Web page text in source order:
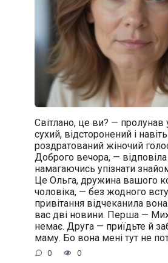
Світлано, це ви? — пролунав
сухий, відсторонений і
роздратований жіночий
Доброго вечора, — відповіла
намагаючись упізнати
Це Ольга, дружина вашого
чоловіка, — без жодного
привітання відчеканила
вас дві новини. Перша —
немає. Друга — приїдьте й
маму. Бо вона мені тут не
0 0